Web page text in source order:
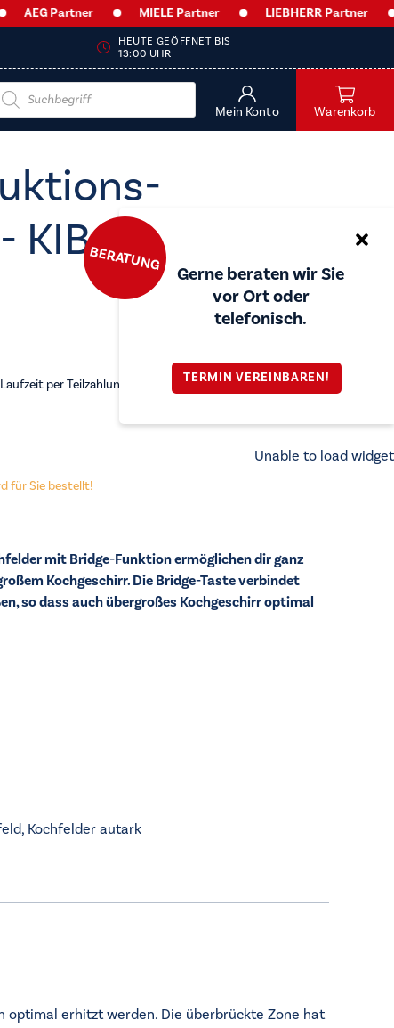
AEG Partner MIELE Partner LIEBHERR Partner
HEUTE GEÖFFNET BIS
13:00 UHR
search
Mein Konto Warenkorb
BERATUNG
Gerne beraten wir Sie
vor Ort oder
telefonisch.
TERMIN VEREINBAREN!
per Teilzahlung
für Sie bestellt!
mit Bridge-Funktion ermöglichen dir ganz
Kochgeschirr. Die Bridge-Taste verbindet
so dass auch übergroßes Kochgeschirr optimal
, Kochfelder autark
optimal erhitzt werden. Die überbrückte Zone hat
Unable to load widget